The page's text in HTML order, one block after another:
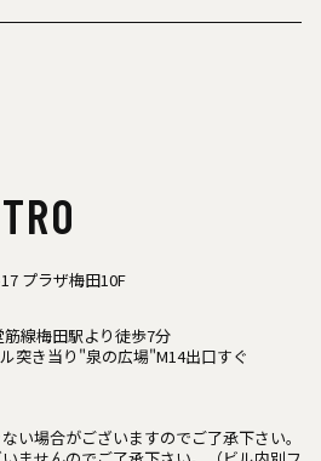
プラザ梅田10F
線梅田駅より徒歩7分
突き当り"泉の広場"M14出口すぐ
い場合がございますのでご了承下さい。